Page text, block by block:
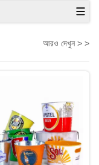
আরও দেখুন > >